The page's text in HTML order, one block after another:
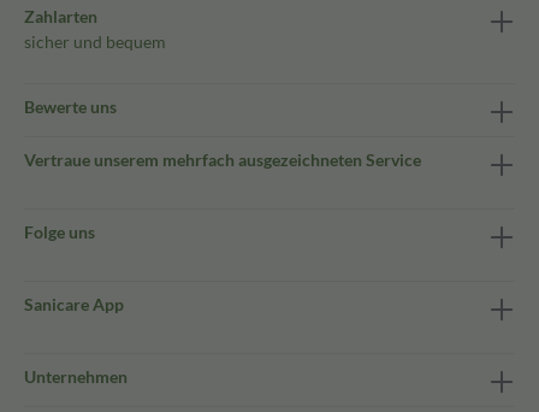
Zahlarten
sicher und bequem
Bewerte uns
Vertraue unserem mehrfach ausgezeichneten Service
Folge uns
Sanicare App
Unternehmen